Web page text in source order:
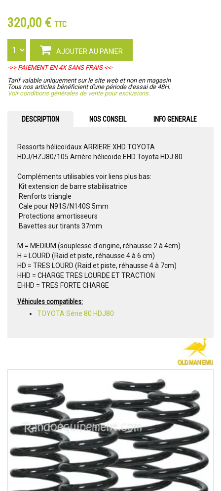
320,00 € TTC
AJOUTER AU PANIER
->> PAIEMENT EN 4X SANS FRAIS <<-
Tarif valable uniquement sur le site web et non en magasin
Tous nos articles bénéficient d'une période d'essai de 48H.
Voir conditions générales de vente pour exclusions.
DESCRIPTION NOS CONSEIL INFO GENERALE
Ressorts hélicoïdaux ARRIERE XHD TOYOTA
HDJ/HZJ80/105 Arrière hélicoïde EHD Toyota HDJ 80
Compléments utilisables voir liens plus bas:
 Kit extension de barre stabilisatrice
 Renforts triangle
 Cale pour N91S/N140S 5mm
 Protections amortisseurs
 Bavettes sur tirants 37mm
M = MEDIUM (souplesse d'origine, réhausse 2 à 4cm)
H = LOURD (Raid et piste, réhausse 4 à 6 cm)
HD = TRES LOURD (Raid et piste, réhausse 4 à 7cm)
HHD = CHARGE TRES LOURDE ET TRACTION
EHHD = TRES FORTE CHARGE
Véhicules compatibles:
TOYOTA Série 80 HDJ80